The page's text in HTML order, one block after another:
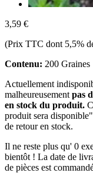
3,59 €
(Prix TTC dont 5,5%
Contenu: 200 Graines
Actuellement
malheureusement pas
en stock du produit.
produit sera
de retour en stock.
Il ne reste plus qu' 0
bientôt ! La date de
de pièces est